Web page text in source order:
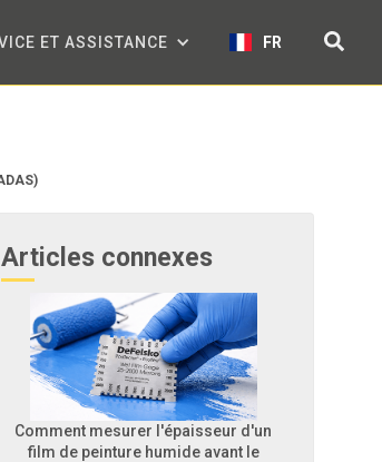
ET ASSISTANCE FR
Articles connexes
Comment mesurer l'épaisseur d'un
film de peinture humide avant le